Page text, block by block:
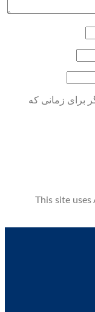
برای زمانی که
This site uses